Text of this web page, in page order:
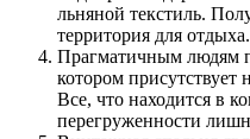
льняной текстиль.
территория для отдыха.
Прагматичным людям
котором присутствует
Все, что находится в
перегруженности